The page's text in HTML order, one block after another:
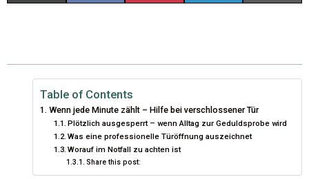
W
T
T
E
B
O
O
K
T
R
E
K
D
I
I
Table of Contents
Wenn jede Minute zählt – Hilfe bei verschlossener Tür
Plötzlich ausgesperrt – wenn Alltag zur Geduldsprobe wird
Was eine professionelle Türöffnung auszeichnet
Worauf im Notfall zu achten ist
Share this post: